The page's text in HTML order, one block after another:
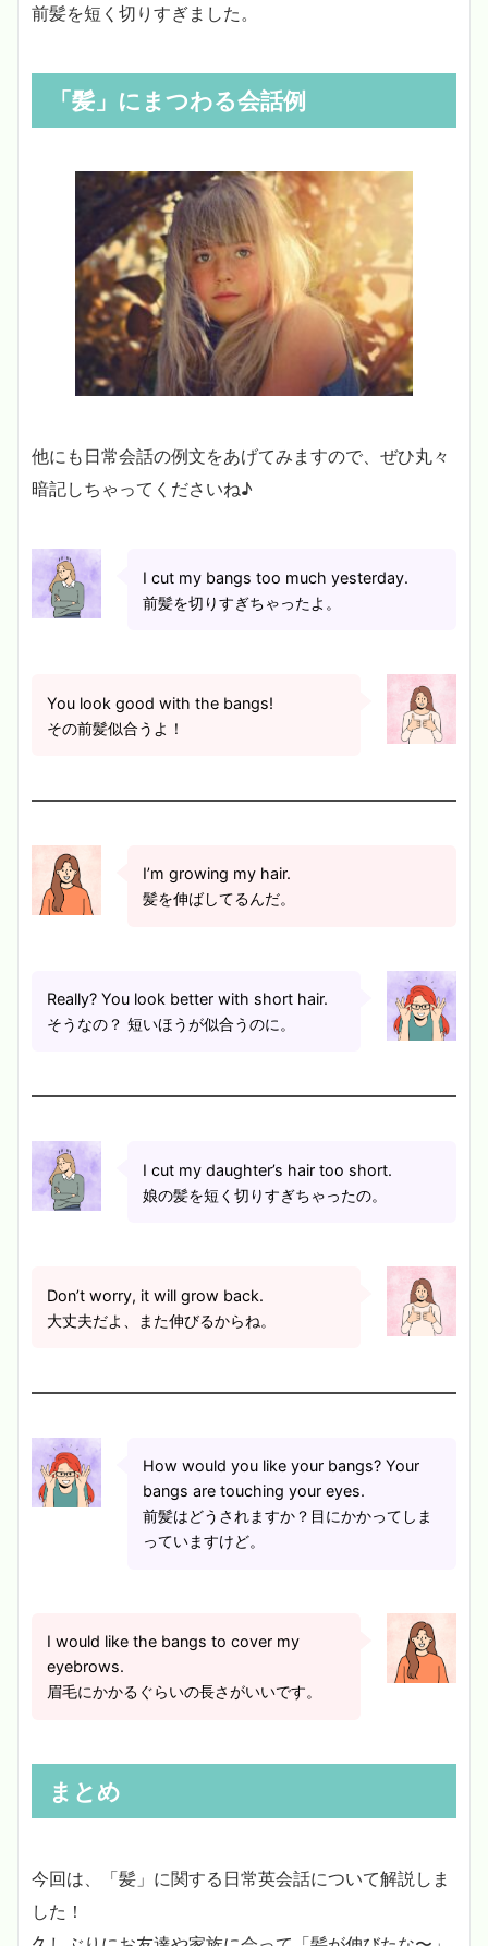
前髪を短く切りすぎました。
「髪」にまつわる会話例
他にも日常会話の例文をあげてみますので、ぜひ丸々
暗記しちゃってくださいね♪
I cut my bangs too much yesterday.
前髪を切りすぎちゃったよ。
You look good with the bangs!
その前髪似合うよ！
I’m growing my hair.
髪を伸ばしてるんだ。
Really? You look better with short hair.
そうなの？ 短いほうが似合うのに。
I cut my daughter’s hair too short.
娘の髪を短く切りすぎちゃったの。
Don’t worry, it will grow back.
大丈夫だよ、また伸びるからね。
How would you like your bangs? Your
bangs are touching your eyes.
前髪はどうされますか？目にかかってしま
っていますけど。
I would like the bangs to cover my
eyebrows.
眉毛にかかるぐらいの長さがいいです。
まとめ
今回は、「髪」に関する日常英会話について解説しま
した！